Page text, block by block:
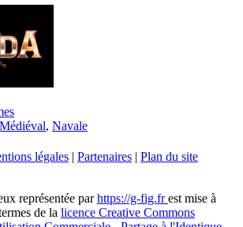
Médiéval, Navale
légales | Partenaires | Plan du site
représentée parhttps://g-fig.frest mise à
de la licence Creative Commons